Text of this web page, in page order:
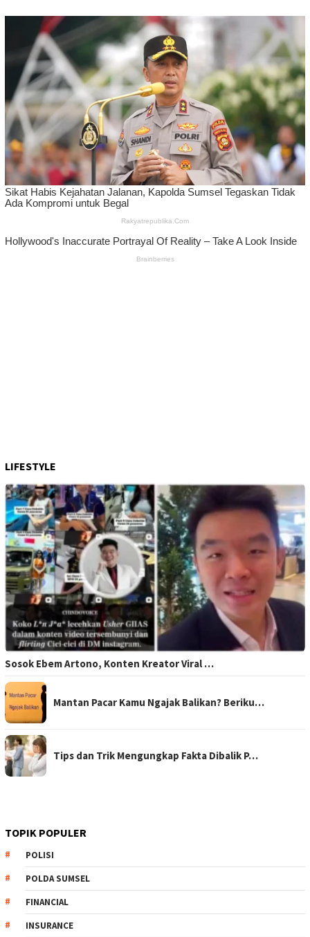
LIFESTYLE
Sosok Ebem Artono, Konten Kreator Viral …
Mantan Pacar Kamu Ngajak Balikan? Beriku…
Tips dan Trik Mengungkap Fakta Dibalik P…
TOPIK POPULER
POLISI
POLDA SUMSEL
FINANCIAL
INSURANCE